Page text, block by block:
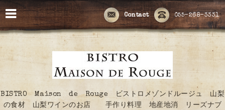
055-268-3331
Contact
BISTRO Maison de Rouge ビストロメゾンドルージュ 山梨
の食材 山梨ワインのお店 手作り料理 地産地消 リーズナブ